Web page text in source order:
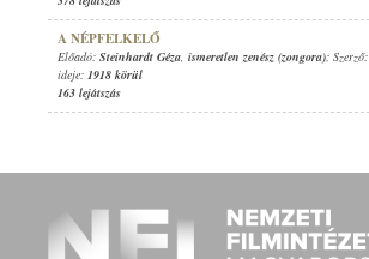
A NÉPFELKELŐ
Előadó: Steinhardt Géza, ismeretlen zenész (zongora); Szerző:
ideje: 1918 körül
163 lejátszás